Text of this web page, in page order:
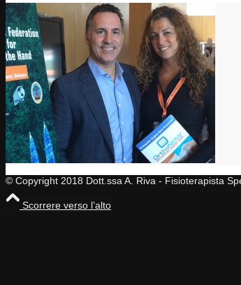
© Copyright 2018 Dott.ssa A. Riva - Fisioterapista
Scorrere verso l’alto